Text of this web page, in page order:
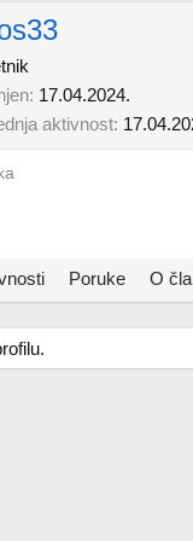
17.04.2024.
aktivnost
Poruke O